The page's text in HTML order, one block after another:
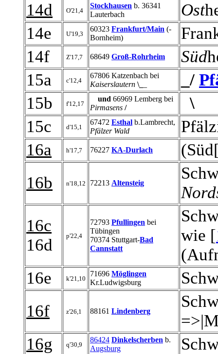
14d
O'21,4
Stockhausen b. 36341
Lauterbach
Ost
14e
U'19,3
60323 Frankfurt/Main (-
Bornheim)
14f
Z'17,7 68649 Groß-Rohrheim Süd
15a
c'12,4
67806 Katzenbach bei
Kaiserslautern \_ _/
15b
f'12,17
und 66969 Lemberg bei
Pirmasens / \
15c
d'15,1
67472 Esthal b.Lambrecht,
Pfälzer Wald
16a
h'17,7 76227 KA-Durlach
16b
n'18,12 72213 Altensteig
16c
16d
p'22,4
72793 Pfullingen bei
Tübingen
70374 Stuttgart-Bad
Cannstatt
wie [
16e
k'21,10
71696 Möglingen
Kr.Ludwigsburg
16f
z'26,1 88161 Lindenberg
16g
q'30,9
86424 Dinkelscherben b.
Augsburg